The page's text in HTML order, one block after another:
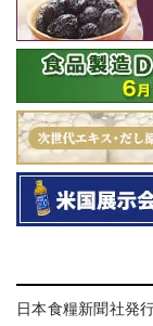
日本食糧新聞社発